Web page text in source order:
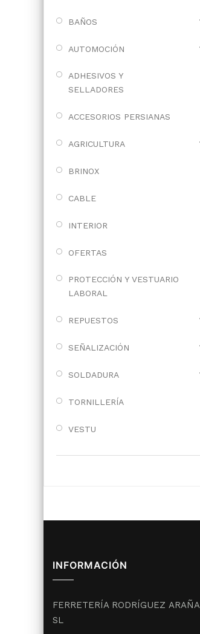
BAÑOS
AUTOMOCIÓN
ADHESIVOS Y
SELLADORES
ACCESORIOS PERSIANAS
AGRICULTURA
BRINOX
CABLE
INTERIOR
OFERTAS
PROTECCIÓN Y VESTUARIO
LABORAL
REPUESTOS
SEÑALIZACIÓN
SOLDADURA
TORNILLERÍA
VESTU
INFORMACIÓN
FERRETERÍA RODRÍGUEZ ARAÑA
SL